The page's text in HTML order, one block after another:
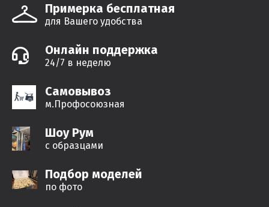
Примерка бесплатная
для Вашего удобства
Онлайн поддержка
24/7 в неделю
Самовывоз
м.Профосоюзная
Шоу Рум
с образцами
Подбор моделей
по фото